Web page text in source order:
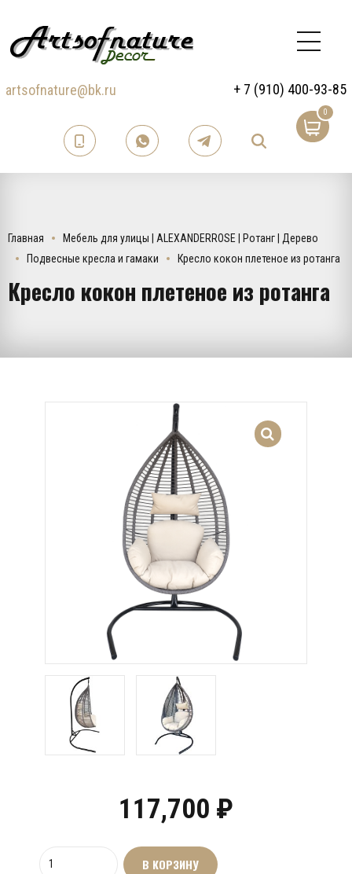
artsofnature@bk.ru + 7 (910) 400-93-85
0
Главная
Мебель для улицы | ALEXANDERROSE | Ротанг | Дерево
Подвесные кресла и гамаки
Кресло кокон плетеное из ротанга
Кресло кокон плетеное из ротанга
117,700 ₽
Количество
В КОРЗИНУ